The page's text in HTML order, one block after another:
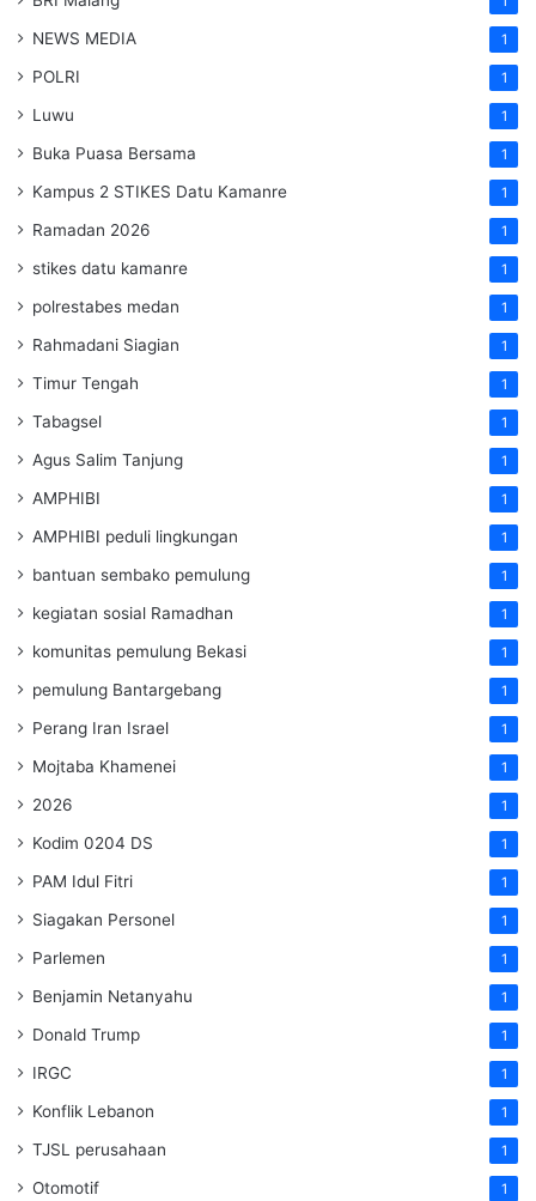
NEWS MEDIA 1
POLRI 1
Luwu 1
Buka Puasa Bersama 1
Kampus 2 STIKES Datu Kamanre 1
Ramadan 2026 1
stikes datu kamanre 1
polrestabes medan 1
Rahmadani Siagian 1
Timur Tengah 1
Tabagsel 1
Agus Salim Tanjung 1
AMPHIBI 1
AMPHIBI peduli lingkungan 1
bantuan sembako pemulung 1
kegiatan sosial Ramadhan 1
komunitas pemulung Bekasi 1
pemulung Bantargebang 1
Perang Iran Israel 1
Mojtaba Khamenei 1
2026 1
Kodim 0204 DS 1
PAM Idul Fitri 1
Siagakan Personel 1
Parlemen 1
Benjamin Netanyahu 1
Donald Trump 1
IRGC 1
Konflik Lebanon 1
TJSL perusahaan 1
Otomotif 1